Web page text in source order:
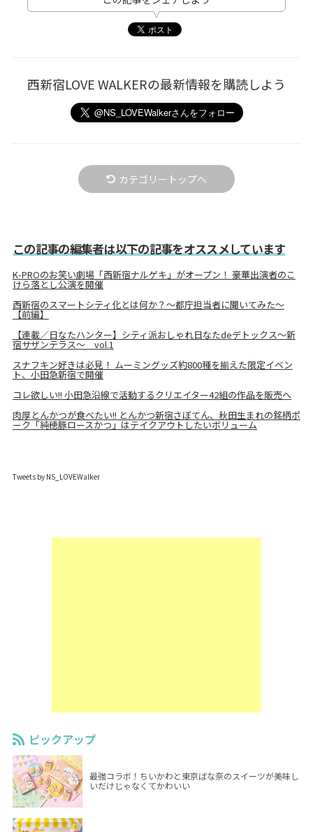
西新宿LOVE WALKERの最新情報を購読しよう
カテゴリートップへ
この記事の編集者は以下の記事をオススメしています
K-PROのお笑い劇場「西新宿ナルゲキ」がオープン！ 豪華出演者のこ
けら落とし公演を開催
西新宿のスマートシティ化とは何か？～都庁担当者に聞いてみた～
【前編】
【連載／日なたハンター】シティ派おしゃれ日なたdeデトックス～新
宿サザンテラス～ vol.1
スナフキン好きは必見！ ムーミングッズ約800種を揃えた限定イベン
ト、小田急新宿で開催
コレ欲しい!! 小田急沿線で活動するクリエイター42組の作品を販売へ
肉厚とんかつが食べたい!! とんかつ新宿さぼてん、秋田生まれの銘柄ポ
ーク「純穂豚ロースかつ」はテイクアウトしたいボリューム
Tweets by NS_LOVEWalker
ピックアップ
最強コラボ！ちいかわと東京ばな奈のスイーツが美味し
いだけじゃなくてかわいい